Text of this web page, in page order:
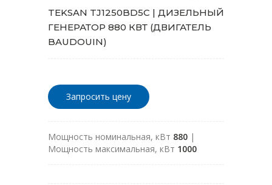
TEKSAN TJ1250BD5C | ДИЗЕЛЬНЫЙ
ГЕНЕРАТОР 880 КВТ (ДВИГАТЕЛЬ
BAUDOUIN)
Запросить цену
Мощность номинальная, кВт 880 |
Мощность максимальная, кВт 1000